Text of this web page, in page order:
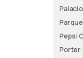
Pepsi
Porter